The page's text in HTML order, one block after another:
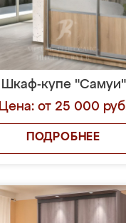
Шкаф-купе "Самуи"
Цена: от 25 000
ПОДРОБНЕЕ